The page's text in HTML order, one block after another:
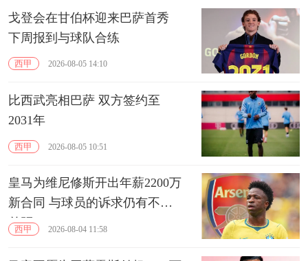
戈登会在甘伯杯迎来巴萨首秀
下周报到与球队合练
西甲 2026-08-05 14:10
比西武亮相巴萨 双方签约至
2031年
西甲 2026-08-05 10:51
皇马为维尼修斯开出年薪2200万
新合同 与球员的诉求仍有不小
差距
西甲 2026-08-04 11:58